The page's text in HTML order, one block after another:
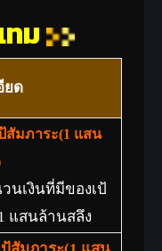
ทม
ยด
สัมภาระ(1 แสน
นเงินที่มีของเป้
แสนล้านสลึง